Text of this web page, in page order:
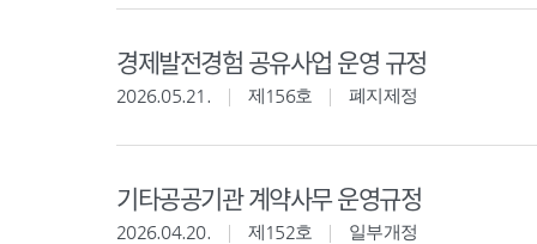
경제발전경험 공유사업 운영 규정
2026.05.21. 제156호 폐지제정
기타공공기관 계약사무 운영규정
2026.04.20. 제152호 일부개정